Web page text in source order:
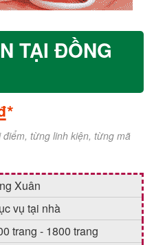
TẠI ĐỒNG
từng linh kiện, từng mã
Xuân
vụ tại nhà
trang - 1800 trang